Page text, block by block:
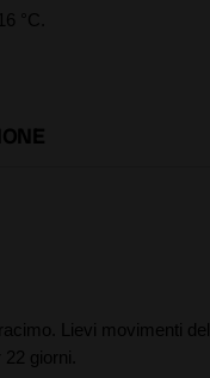
°C.
Lievi movimenti del
giorni.